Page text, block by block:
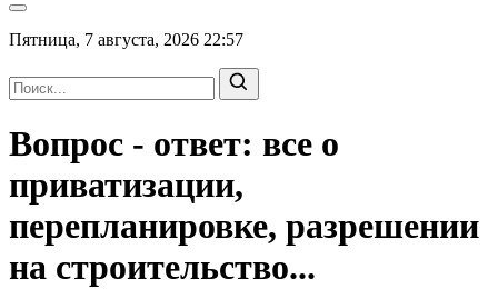
Пятница, 7 августа, 2026 22:57
Вопрос - ответ: все о
приватизации,
перепланировке, разрешении
на строительство...